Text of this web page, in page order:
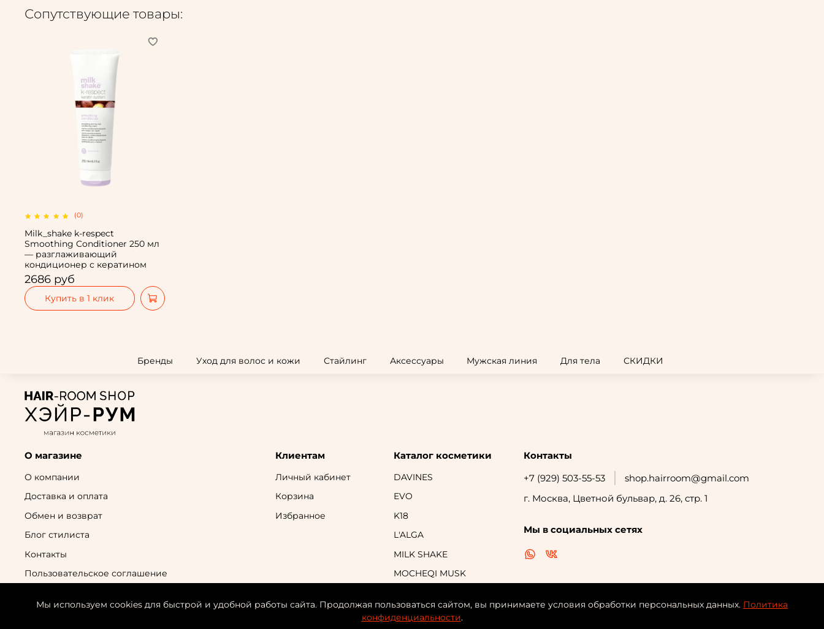
Сопутствующие товары:
(0)
Milk_shake k-respect
Smoothing Conditioner 250 мл
— разглаживающий
кондиционер с кератином
2686 руб
Купить в 1 клик
Бренды Уход для волос и кожи Стайлинг Аксессуары Мужская линия Для тела СКИДКИ
О магазине
О компании
Доставка и оплата
Обмен и возврат
Блог стилиста
Контакты
Пользовательское соглашение
Согласие на обработку персональных данных
Клиентам
Личный кабинет
Корзина
Избранное
Каталог косметики
DAVINES
EVO
K18
L'ALGA
MILK SHAKE
MOCHEQI MUSK
Контакты
+7 (929) 503-55-53
shop.hairroom@gmail.com
г. Москва, Цветной бульвар, д. 26, стр. 1
Мы в социальных сетях
Мы используем cookies для быстрой и удобной работы сайта. Продолжая пользоваться сайтом, вы принимаете условия обработки персональных данных. Политика
конфиденциальности.